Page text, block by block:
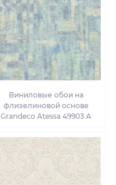
Виниловые обои на
флизелиновой основе
Grandeco Atessa 49903 A